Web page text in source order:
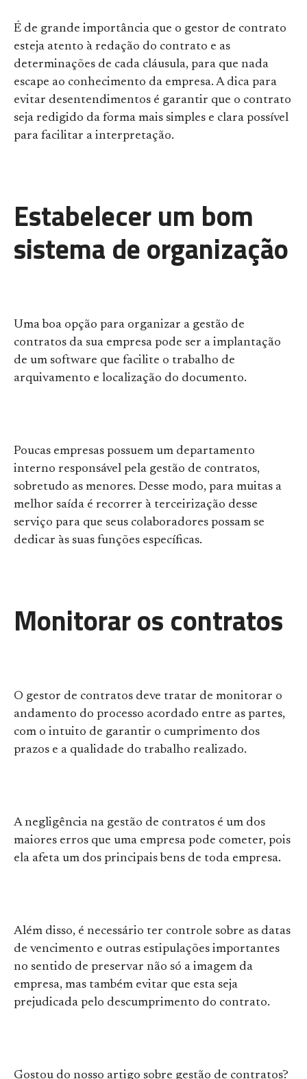
É de grande importância que o gestor de contrato
esteja atento à redação do contrato e as
determinações de cada cláusula, para que nada
escape ao conhecimento da empresa. A dica para
evitar desentendimentos é garantir que o contrato
seja redigido da forma mais simples e clara possível
para facilitar a interpretação.
Estabelecer um bom
sistema de organização
Uma boa opção para organizar a gestão de
contratos da sua empresa pode ser a implantação
de um software que facilite o trabalho de
arquivamento e localização do documento.
Poucas empresas possuem um departamento
interno responsável pela gestão de contratos,
sobretudo as menores. Desse modo, para muitas a
melhor saída é recorrer à terceirização desse
serviço para que seus colaboradores possam se
dedicar às suas funções específicas.
Monitorar os contratos
O gestor de contratos deve tratar de monitorar o
andamento do processo acordado entre as partes,
com o intuito de garantir o cumprimento dos
prazos e a qualidade do trabalho realizado.
A negligência na gestão de contratos é um dos
maiores erros que uma empresa pode cometer, pois
ela afeta um dos principais bens de toda empresa.
Além disso, é necessário ter controle sobre as datas
de vencimento e outras estipulações importantes
no sentido de preservar não só a imagem da
empresa, mas também evitar que esta seja
prejudicada pelo descumprimento do contrato.
Gostou do nosso artigo sobre gestão de contratos?